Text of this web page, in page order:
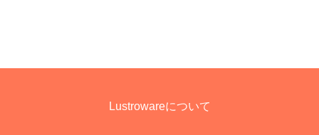
Lustrowareについて